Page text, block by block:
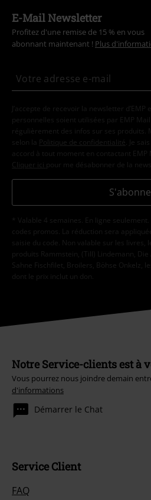
E-Mail Newsletter
Profitez d'une remise de 15 % en vous
abonnant maintenant ! Plus
J’accepte de recevoir la newsletter d’EMP
personnelles soient utilisées par EMP
régulièrement des infos sur ses produits.
selon la
Politique de confidentialité . Je
accord à tout moment en contactant EMP
Cliquer ici pour me désabonner de la
* Valable 4 semaines. En ligne
codes promos. La réduction sera
saisie du code. Non valable sur les livres,
produits Rammstein, (Till) Lindemann,
Sahne Fischfilet, Broilers, Böhse Onkelz,
dont le prix inclut un don.
Notre Service-clients est à
Vous pourrez nous joindre demain
d'informations
Démarrer le Chat
Service Client
FAQ